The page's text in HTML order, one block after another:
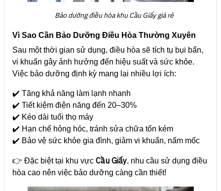
Bảo dưỡng điều hòa khu Cầu Giấy giá rẻ
Vì Sao Cần Bảo Dưỡng Điều Hòa Thường Xuyên
Sau một thời gian sử dụng, điều hòa sẽ tích tụ bụi bẩn,
vi khuẩn gây ảnh hưởng đến hiệu suất và sức khỏe.
Việc bảo dưỡng định kỳ mang lại nhiều lợi ích:
✔️ Tăng khả năng làm lạnh nhanh
✔️ Tiết kiệm điện năng đến 20–30%
✔️ Kéo dài tuổi thọ máy
✔️ Hạn chế hỏng hóc, tránh sửa chữa tốn kém
✔️ Bảo vệ sức khỏe gia đình, giảm vi khuẩn, nấm mốc
👉 Đặc biệt tại khu vực Cầu Giấy, nhu cầu sử dụng điều
hòa cao nên việc bảo dưỡng càng cần thiết!